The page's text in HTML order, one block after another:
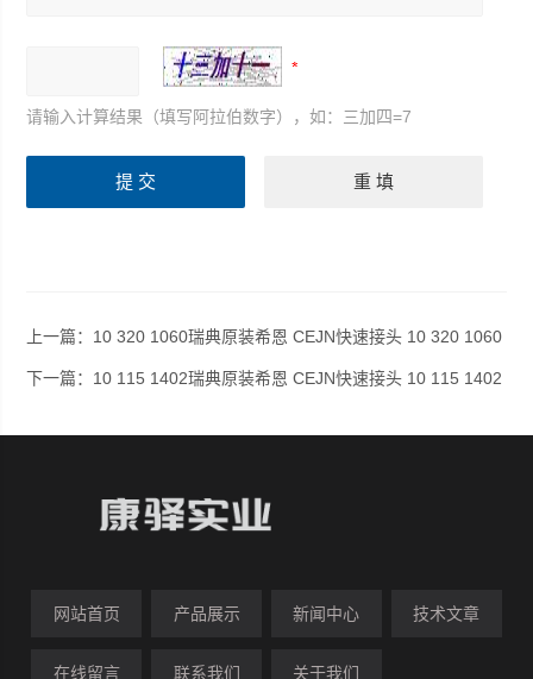
请输入计算结果（填写阿拉伯数字），如：三加四=7
上一篇： 10 320 1060瑞典原装希恩 CEJN快速接头 10 320 1060
下一篇： 10 115 1402瑞典原装希恩 CEJN快速接头 10 115 1402
网站首页 产品展示 新闻中心 技术文章
在线留言 联系我们 关于我们